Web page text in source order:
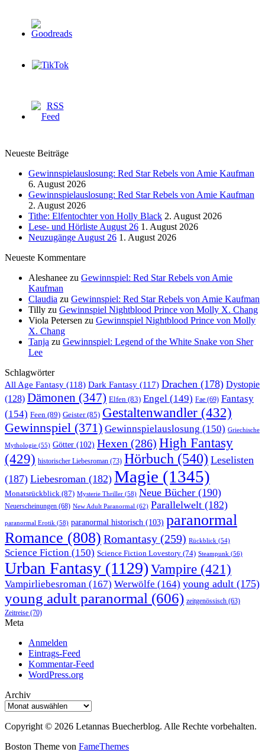
Neueste Beiträge
Gewinnspielauslosung: Red Star Rebels von Amie Kaufman
6. August 2026
Gewinnspielauslosung: Red Star Rebels von Amie Kaufman
2. August 2026
Tithe: Elfentochter von Holly Black 2. August 2026
Lese- und Hörliste August 26 1. August 2026
Neuzugänge August 26 1. August 2026
Neueste Kommentare
Aleshanee zu Gewinnspiel: Red Star Rebels von Amie
Kaufman
Claudia zu Gewinnspiel: Red Star Rebels von Amie Kaufman
Tilly zu Gewinnspiel Nightblood Prince von Molly X. Chang
Viola Petersen zu Gewinnspiel Nightblood Prince von Molly
X. Chang
Tanja zu Gewinnspiel: Legend of the White Snake von Sher
Lee
Schlagwörter
All Age Fantasy (118) Dark Fantasy (117) Drachen (178) Dystopie
(128) Dämonen (347) Elfen (83) Engel (149) Fae (69) Fantasy
(154) Feen (89) Geister(85) Gestaltenwandler (432)
Gewinnspiel (371) Gewinnspielauslosung (150) Griechische
Mythologie (55) Götter (102) Hexen (286) High Fantasy
(429) historischer Liebesroman (73) Hörbuch (540) Leselisten
(187) Liebesroman (182) Magie (1345)
Monatsrückblick (87) Mysterie Thriller (58) Neue Bücher (190)
Neuerscheinungen (68) New Adult Paranormal (62) Parallelwelt (182)
paranormal Erotik (58) paranormal historisch (103) paranormal
Romance (808) Romantasy (259) Rückblick (54)
Science Fiction (150) Science Fiction Lovestory (74) Steampunk (56)
Urban Fantasy (1129) Vampire (421)
Vampirliebesroman (167) Werwölfe (164) young adult (175)
young adult paranormal (606) zeitgenössisch (63)
Zeitreise (70)
Meta
Anmelden
Eintrags-Feed
Kommentar-Feed
WordPress.org
Archiv
Archiv
Copyright © 2026 Letannas Buecherblog. Alle Rechte vorbehalten.
Boston Theme von FameThemes